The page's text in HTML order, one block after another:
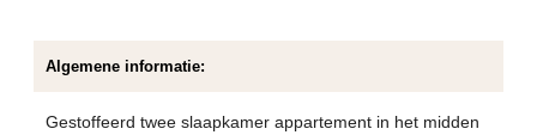
Algemene informatie:
Gestoffeerd twee slaapkamer appartement in het midden